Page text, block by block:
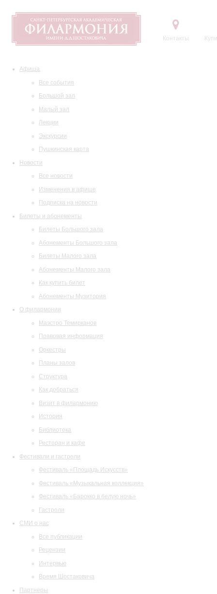
Контакты
Афиша
Все события
Большой зал
Малый зал
Лекции
Экскурсии
Пушкинская карта
Новости
Все новости
Изменения в афише
Подписка на новости
Билеты и абонементы
Билеты Большого зала
Абонементы Большого зала
Билеты Малого зала
Абонементы Малого зала
Как купить билет
Абонементы Музитория
О филармонии
Маэстро Темирканов
Правовая информация
Оркестры
Планы залов
Структура
Как добраться
Визит в филармонию
История
Библиотека
Ресторан и кафе
Фестивали и гастроли
Фестиваль «Площадь Искусств»
Фестиваль «Музыкальная коллекция»
Фестиваль «Барокко в белую ночь»
Гастроли
СМИ о нас
Все публикации
Рецензии
Интервью
Время Шостаковича
Партнеры